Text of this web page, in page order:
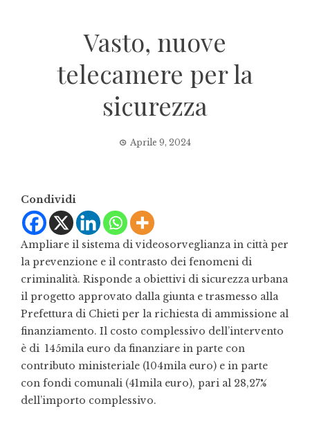
Vasto, nuove
telecamere per la
sicurezza
Aprile 9, 2024
Condividi
Ampliare il sistema di videosorveglianza in città per
la prevenzione e il contrasto dei fenomeni di
criminalità. Risponde a obiettivi di sicurezza urbana
il progetto approvato dalla giunta e trasmesso alla
Prefettura di Chieti per la richiesta di ammissione al
finanziamento. Il costo complessivo dell’intervento
è di 145mila euro da finanziare in parte con
contributo ministeriale (104mila euro) e in parte
con fondi comunali (41mila euro), pari al 28,27%
dell’importo complessivo.